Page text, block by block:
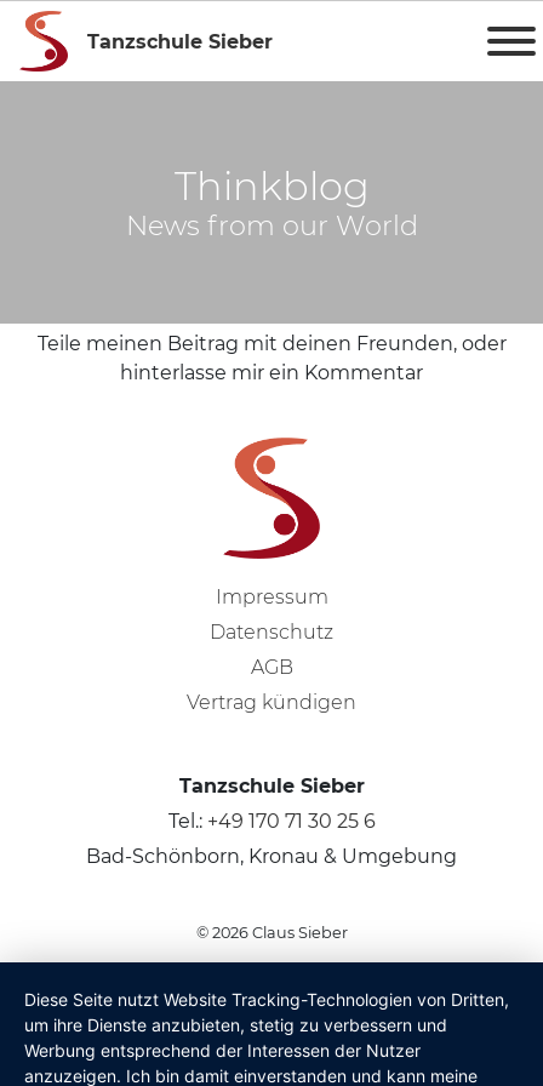
Tanzschule Sieber
Thinkblog
News from our World
Teile meinen Beitrag mit deinen Freunden, oder
hinterlasse mir ein Kommentar
Impressum
Datenschutz
AGB
Vertrag kündigen
Tanzschule Sieber
Tel.: +49 170 71 30 25 6
Bad-Schönborn, Kronau & Umgebung
© 2026 Claus Sieber
Diese Seite nutzt Website Tracking-Technologien von Dritten,
um ihre Dienste anzubieten, stetig zu verbessern und
Werbung entsprechend der Interessen der Nutzer
anzuzeigen. Ich bin damit einverstanden und kann meine